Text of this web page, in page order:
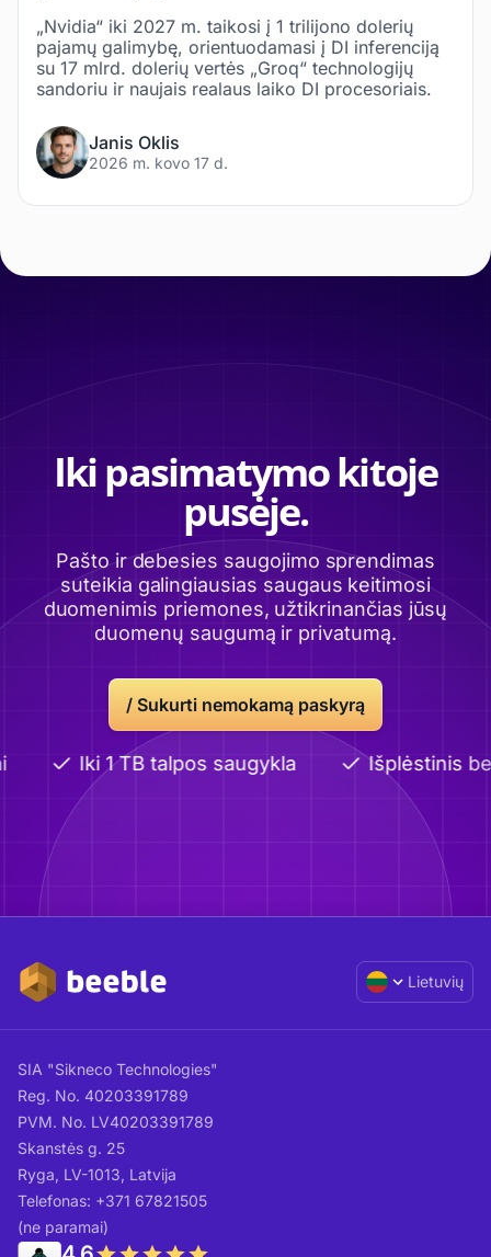
„Nvidia“ iki 2027 m. taikosi į 1 trilijono dolerių
pajamų galimybę, orientuodamasi į DI inferenciją
su 17 mlrd. dolerių vertės „Groq“ technologijų
sandoriu ir naujais realaus laiko DI procesoriais.
Janis Oklis
2026 m. kovo 17 d.
Iki pasimatymo kitoje
pusėje.
Pašto ir debesies saugojimo sprendimas
suteikia galingiausias saugaus keitimosi
duomenimis priemones, užtikrinančias jūsų
duomenų saugumą ir privatumą.
/ Sukurti nemokamą paskyrą
Iki 1 TB talpos saugykla Išplėstinis
Lietuvių
SIA "Sikneco Technologies"
Reg. No. 40203391789
PVM. No. LV40203391789
Skanstės g. 25
Ryga, LV-1013, Latvija
Telefonas: +371 67821505
(ne paramai)